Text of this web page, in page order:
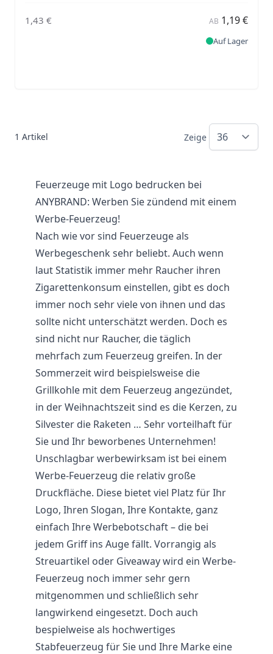
1,43 € AB 1,19 €
Auf Lager
1 Artikel Zeige
Feuerzeuge mit Logo bedrucken bei
ANYBRAND: Werben Sie zündend mit einem
Werbe-Feuerzeug!
Nach wie vor sind Feuerzeuge als
Werbegeschenk sehr beliebt. Auch wenn
laut Statistik immer mehr Raucher ihren
Zigarettenkonsum einstellen, gibt es doch
immer noch sehr viele von ihnen und das
sollte nicht unterschätzt werden. Doch es
sind nicht nur Raucher, die täglich
mehrfach zum Feuerzeug greifen. In der
Sommerzeit wird beispielsweise die
Grillkohle mit dem Feuerzeug angezündet,
in der Weihnachtszeit sind es die Kerzen, zu
Silvester die Raketen … Sehr vorteilhaft für
Sie und Ihr beworbenes Unternehmen!
Unschlagbar werbewirksam ist bei einem
Werbe-Feuerzeug die relativ große
Druckfläche. Diese bietet viel Platz für Ihr
Logo, Ihren Slogan, Ihre Kontakte, ganz
einfach Ihre Werbebotschaft – die bei
jedem Griff ins Auge fällt. Vorrangig als
Streuartikel oder Giveaway wird ein Werbe-
Feuerzeug noch immer sehr gern
mitgenommen und schließlich sehr
langwirkend eingesetzt. Doch auch
bespielweise als hochwertiges
Stabfeuerzeug für Sie und Ihre Marke eine